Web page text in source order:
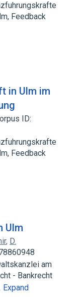
Feedback
in Ulm im
ID:
Feedback
Ulm
, D.
am
- Bankrecht
Expand